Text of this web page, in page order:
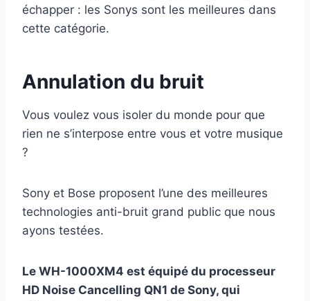
échapper : les Sonys sont les meilleures dans
cette catégorie.
Annulation du bruit
Vous voulez vous isoler du monde pour que
rien ne s’interpose entre vous et votre musique
?
Sony et Bose proposent l’une des meilleures
technologies anti-bruit grand public que nous
ayons testées.
Le WH-1000XM4 est équipé du processeur
HD Noise Cancelling QN1 de Sony, qui